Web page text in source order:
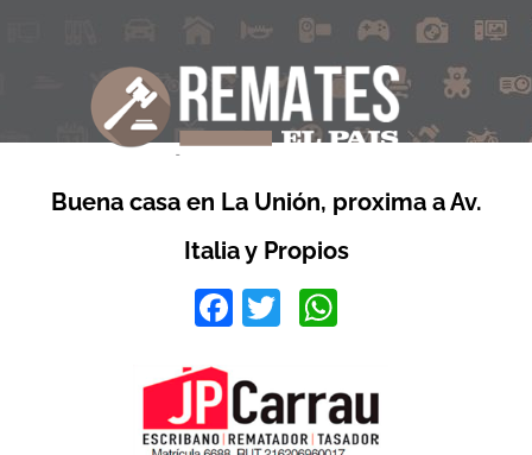
Buena casa en La Unión, proxima a Av.
Italia y Propios
Facebook
Twitter